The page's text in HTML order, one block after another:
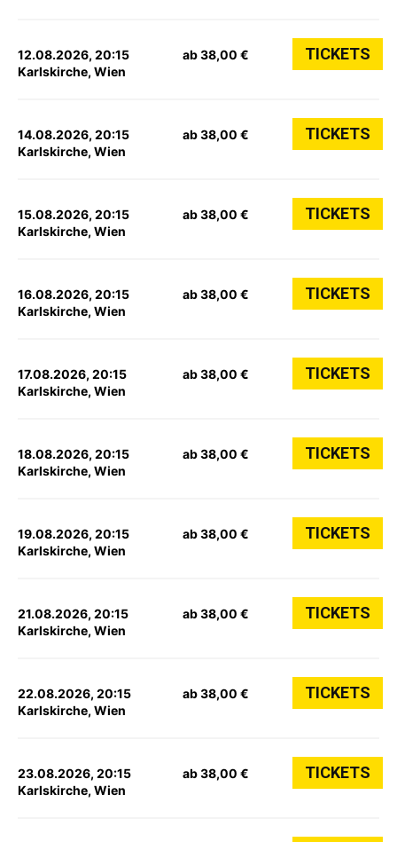
12.08.2026, 20:15
Karlskirche, Wien
ab 38,00 € TICKETS
14.08.2026, 20:15
Karlskirche, Wien
ab 38,00 € TICKETS
15.08.2026, 20:15
Karlskirche, Wien
ab 38,00 € TICKETS
16.08.2026, 20:15
Karlskirche, Wien
ab 38,00 € TICKETS
17.08.2026, 20:15
Karlskirche, Wien
ab 38,00 € TICKETS
18.08.2026, 20:15
Karlskirche, Wien
ab 38,00 € TICKETS
19.08.2026, 20:15
Karlskirche, Wien
ab 38,00 € TICKETS
21.08.2026, 20:15
Karlskirche, Wien
ab 38,00 € TICKETS
22.08.2026, 20:15
Karlskirche, Wien
ab 38,00 € TICKETS
23.08.2026, 20:15
Karlskirche, Wien
ab 38,00 € TICKETS